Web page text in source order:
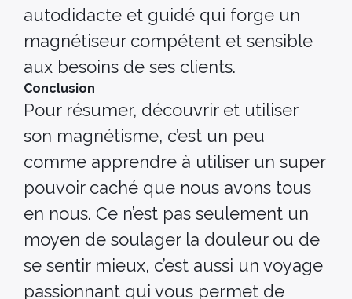
autodidacte et guidé qui forge un
magnétiseur compétent et sensible
aux besoins de ses clients.
Conclusion
Pour résumer, découvrir et utiliser
son magnétisme, c’est un peu
comme apprendre à utiliser un super
pouvoir caché que nous avons tous
en nous. Ce n’est pas seulement un
moyen de soulager la douleur ou de
se sentir mieux, c’est aussi un voyage
passionnant qui vous permet de